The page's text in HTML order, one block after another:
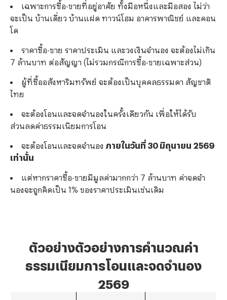
เฉพาะการซื้อ-ขายที่อยู่อาศัย ทั้งมือหนึ่งและมือสอง ไม่ว่า
จะเป็น บ้านเดี่ยว บ้านแฝด ทาวน์โฮม อาคารพาณิชย์ และคอน
โด
ราคาซื้อ-ขาย ราคาประเมิน และวงเงินจำนอง จะต้องไม่เกิน
7 ล้านบาท ต่อสัญญา (ไม่รวมกรณีการซื้อ-ขายเฉพาะส่วน)
ผู้ที่ซื้ออสังหาริมทรัพย์ จะต้องเป็นบุคคลธรรมดา สัญชาติ
ไทย
จะต้องโอนและจดจำนองในครั้งเดียวกัน เพื่อให้ได้รับ
ส่วนลดค่าธรรมเนียมการโอน
จะต้องโอนและจดจำนอง ภายในวันที่ 30 มิถุนายน 2569
เท่านั้น
แต่หากราคาซื้อ-ขายมีมูลค่ามากกว่า 7 ล้านบาท ค่าจดจำ
นองจะถูกคิดเป็น 1% ของราคาประเมินเช่นเดิม
ตัวอย่างตัวอย่างการคำนวณค่า
ธรรมเนียมการโอนและจดจำนอง
2569